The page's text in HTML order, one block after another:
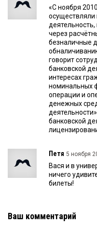
«С ноября
осуществляли
через
безналичные
говорит
банковской
интересах
номинальных
операции и
денежных
банковской
Петя 5 ноября
Вася и в
ничего
билеты!
Ваш комментарий